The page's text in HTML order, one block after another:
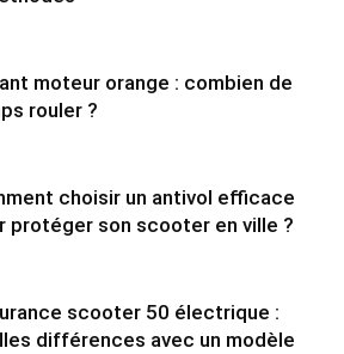
moteur orange : combien de
rouler ?
choisir un antivol efficace
protéger son scooter en ville ?
scooter 50 électrique :
différences avec un modèle